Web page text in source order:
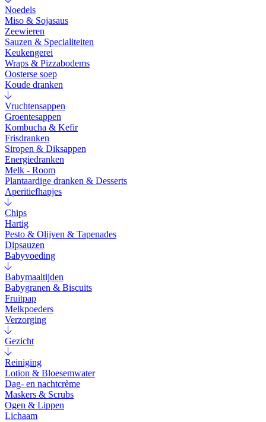
Noedels
Miso & Sojasaus
Zeewieren
Sauzen & Specialiteiten
Keukengerei
Wraps & Pizzabodems
Oosterse soep
Koude dranken
Vruchtensappen
Groentesappen
Kombucha & Kefir
Frisdranken
Siropen & Diksappen
Energiedranken
Melk - Room
Plantaardige dranken & Desserts
Aperitiefhapjes
Chips
Hartig
Pesto & Olijven & Tapenades
Dipsauzen
Babyvoeding
Babymaaltijden
Babygranen & Biscuits
Fruitpap
Melkpoeders
Verzorging
Gezicht
Reiniging
Lotion & Bloesemwater
Dag- en nachtcrème
Maskers & Scrubs
Ogen & Lippen
Lichaam